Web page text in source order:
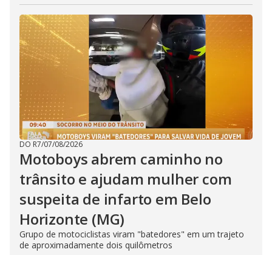
DO R7/07/08/2026
Motoboys abrem caminho no
trânsito e ajudam mulher com
suspeita de infarto em Belo
Horizonte (MG)
Grupo de motociclistas viram "batedores" em um trajeto
de aproximadamente dois quilômetros